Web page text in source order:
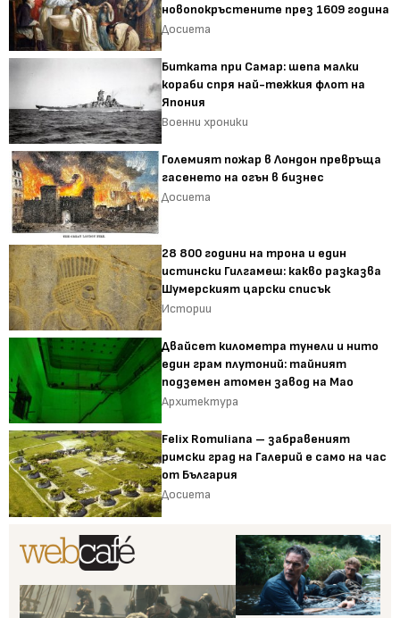
новопокръстените през 1609 година
Досиета
Битката при Самар: шепа малки
кораби спря най-тежкия флот на
Япония
Военни хроники
Големият пожар в Лондон превръща
гасенето на огън в бизнес
Досиета
28 800 години на трона и един
истински Гилгамеш: какво разказва
Шумерският царски списък
Истории
Двайсет километра тунели и нито
един грам плутоний: тайният
подземен атомен завод на Мао
Архитектура
Felix Romuliana – забравеният
римски град на Галерий е само на час
от България
Досиета